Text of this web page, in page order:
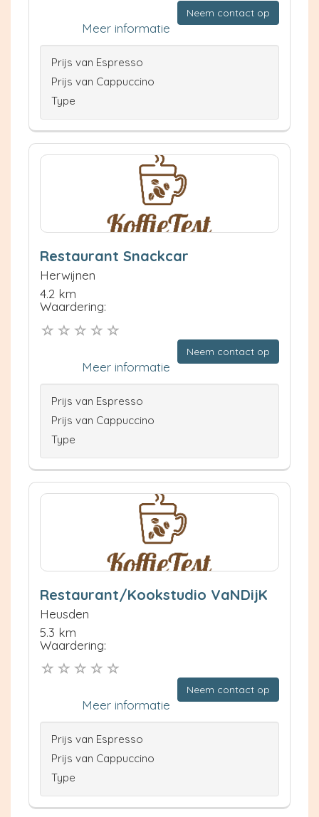
Neem contact op
Meer informatie
Prijs van Espresso
Prijs van Cappuccino
Type
Restaurant Snackcar
Herwijnen
4.2 km
Waardering:
Neem contact op
Meer informatie
Prijs van Espresso
Prijs van Cappuccino
Type
Restaurant/Kookstudio VaNDijK
Heusden
5.3 km
Waardering:
Neem contact op
Meer informatie
Prijs van Espresso
Prijs van Cappuccino
Type